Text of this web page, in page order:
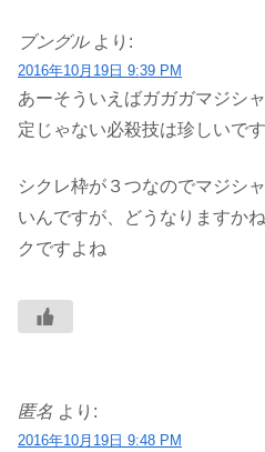
ブングル より:
2016年10月19日 9:39 PM
あーそういえばガガガマジシ
定じゃない必殺技は珍しいで
シクレ枠が３つなのでマジシ
いんですが、どうなりますか
クですよね
匿名 より:
2016年10月19日 9:48 PM